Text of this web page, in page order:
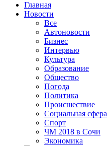
Главная
Новости
Все
Автоновости
Бизнес
Интервью
Культура
Образование
Общество
Погода
Политика
Происшествие
Социальная сфера
Спорт
ЧМ 2018 в Сочи
Экономика